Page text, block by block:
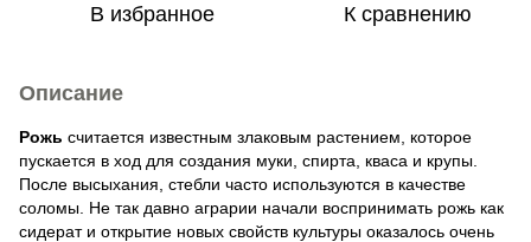
В избранное К сравнению
Описание
Рожь считается известным злаковым растением, которое
пускается в ход для создания муки, спирта, кваса и крупы.
После высыхания, стебли часто используются в качестве
соломы. Не так давно аграрии начали воспринимать рожь как
сидерат и открытие новых свойств культуры оказалось очень